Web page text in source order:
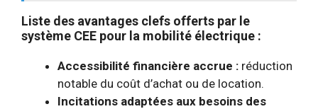
Liste des avantages clefs offerts par le
système CEE pour la mobilité électrique :
Accessibilité financière accrue : réduction
notable du coût d’achat ou de location.
Incitations adaptées aux besoins des